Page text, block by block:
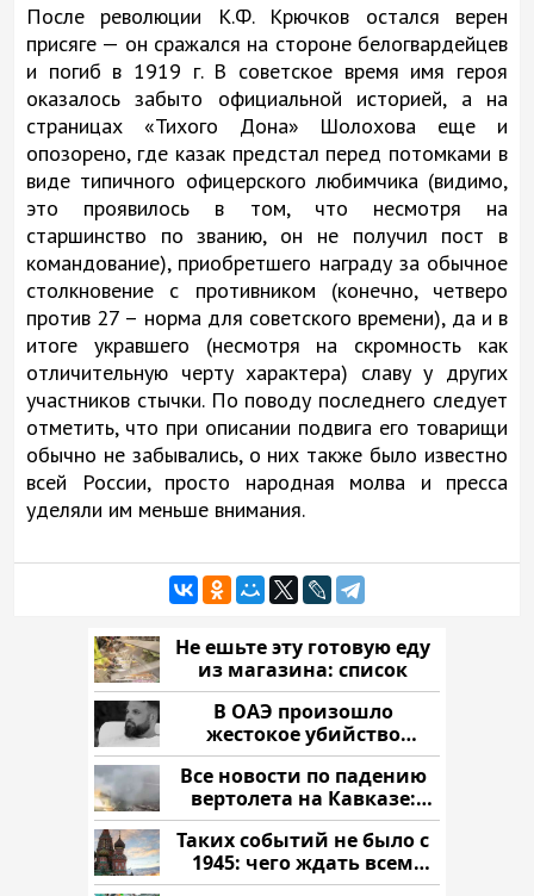
После революции К.Ф. Крючков остался верен
присяге — он сражался на стороне белогвардейцев
и погиб в 1919 г. В советское время имя героя
оказалось забыто официальной историей, а на
страницах «Тихого Дона» Шолохова еще и
опозорено, где казак предстал перед потомками в
виде типичного офицерского любимчика (видимо,
это проявилось в том, что несмотря на
старшинство по званию, он не получил пост в
командование), приобретшего награду за обычное
столкновение с противником (конечно, четверо
против 27 – норма для советского времени), да и в
итоге укравшего (несмотря на скромность как
отличительную черту характера) славу у других
участников стычки. По поводу последнего следует
отметить, что при описании подвига его товарищи
обычно не забывались, о них также было известно
всей России, просто народная молва и пресса
уделяли им меньше внимания.
Не ешьте эту готовую еду
из магазина: список
В ОАЭ произошло
жестокое убийство
криптомиллионера
Все новости по падению
вертолета на Кавказе:
читать здесь
Таких событий не было с
1945: чего ждать всем
нам?